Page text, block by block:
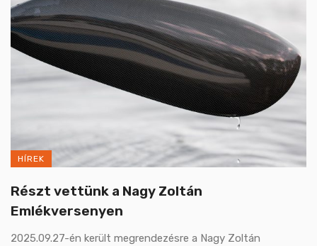
HÍREK
Részt vettünk a Nagy Zoltán
Emlékversenyen
2025.09.27-én került megrendezésre a Nagy Zoltán